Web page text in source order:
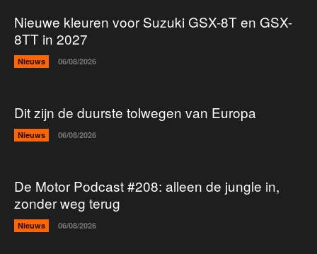
Nieuwe kleuren voor Suzuki GSX-8T en GSX-
8TT in 2027
Nieuws 06/08/2026
Dit zijn de duurste tolwegen van Europa
Nieuws 06/08/2026
De Motor Podcast #208: alleen de jungle in,
zonder weg terug
Nieuws 06/08/2026